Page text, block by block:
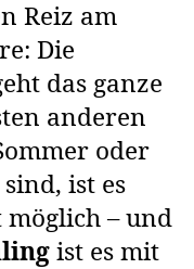
Reiz am
Die
das ganze
anderen
oder
ist es
– und
ist es mit